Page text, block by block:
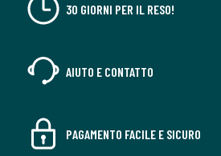
30 GIORNI PER IL RESO!
AIUTO E CONTATTO
PAGAMENTO FACILE E SICURO